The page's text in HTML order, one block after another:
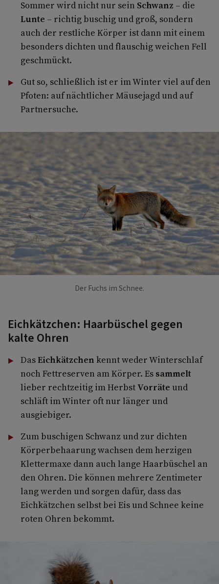
Sommer wird nicht nur sein Schwanz – die
Lunte – richtig buschig und groß, sondern
auch der restliche Körper ist dann mit einem
besonders dichten und flauschig weichen Fell
geschmückt.
Gut so, schließlich ist er im Winter viel auf den
Pfoten: auf nächtlicher Mäusejagd und auf
Partnersuche.
Foto: Pixabay
Der Fuchs im Schnee.
Eichkätzchen: Haarbüschel gegen
kalte Ohren
DasEichkätzchen kennt weder Winterschlaf
noch Fettreserven am Körper. Es sammelt
lieber rechtzeitig im HerbstVorräte und
schläft im Winter oft nur länger und
ausgiebiger.
Zum buschigen Schwanz und zur dichten
Körperbehaarung wachsen dem herzigen
Klettermaxe dann auch lange Haarbüschel an
den Ohren. Die können mehrere Zentimeter
lang werden und sorgen dafür, dass das
Eichkätzchen selbst bei Eis und Schnee keine
roten Ohren bekommt.